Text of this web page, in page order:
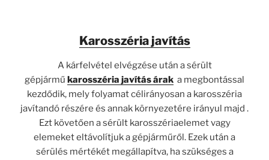
Karosszéria javítás
A kárfelvétel elvégzése után a sérült
gépjármű karosszéria javítás árak a megbontással
kezdődik, mely folyamat célirányosan a karosszéria
javítandó részére és annak környezetére irányul majd .
Ezt követően a sérült karosszériaelemet vagy
elemeket eltávolítjuk a gépjárműről. Ezek után a
sérülés mértékét megállapítva, ha szükséges a